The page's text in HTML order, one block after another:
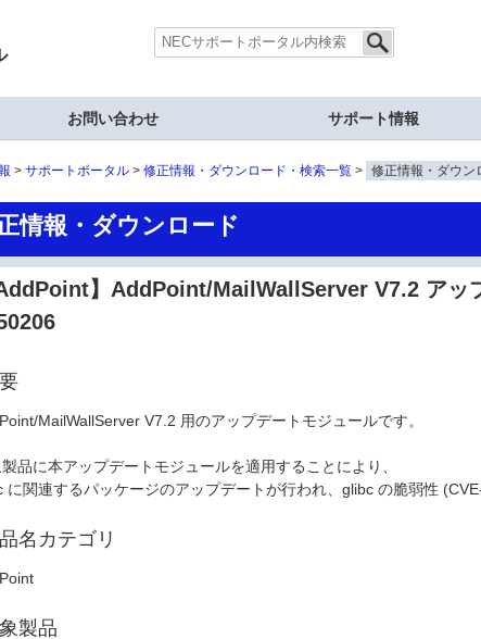
お問い合わせ サポート情報
サポートポータル 修正情報・ダウンロード・検索一覧 修正情報・ダウン
情報・ダウンロード
】AddPoint/MailWallServer V7.2 アッ
MailWallServer V7.2 用のアップデートモジュールです。
品に本アップデートモジュールを適用することにより、
に関連するパッケージのアップデートが行われ、glibc の脆弱性
名カテゴリ
製品